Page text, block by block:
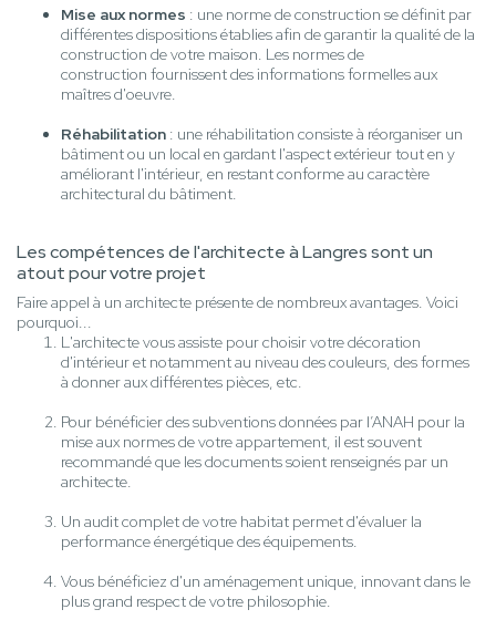
Mise aux normes : une norme de construction se définit par
différentes dispositions établies afin de garantir la qualité de la
construction de votre maison. Les normes de
construction fournissent des informations formelles aux
maîtres d'oeuvre.
Réhabilitation : une réhabilitation consiste à réorganiser un
bâtiment ou un local en gardant l'aspect extérieur tout en y
améliorant l'intérieur, en restant conforme au caractère
architectural du bâtiment.
Les compétences de l'architecte à Langres sont un
atout pour votre projet
Faire appel à un architecte présente de nombreux avantages. Voici
pourquoi...
L'architecte vous assiste pour choisir votre décoration
d'intérieur et notamment au niveau des couleurs, des formes
à donner aux différentes pièces, etc.
Pour bénéficier des subventions données par l’ANAH pour la
mise aux normes de votre appartement, il est souvent
recommandé que les documents soient renseignés par un
architecte.
Un audit complet de votre habitat permet d'évaluer la
performance énergétique des équipements.
Vous bénéficiez d'un aménagement unique, innovant dans le
plus grand respect de votre philosophie.